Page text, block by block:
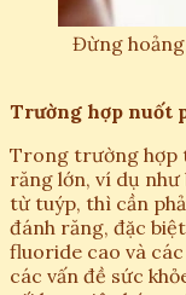
Đừng
Trường hợp nuốt
Trong trường hợp
răng lớn, ví dụ
từ tuýp, thì cần
đánh răng, đặc
fluoride cao và
các vấn đề sức